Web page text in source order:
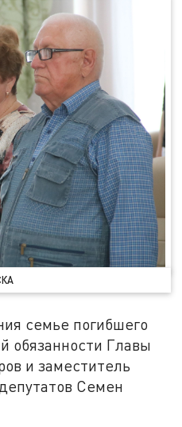
семье погибшего
обязанности Главы
и заместитель
Семен